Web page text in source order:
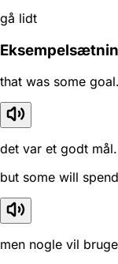
gå lidt
that was some goal.
det var et godt mål.
but some will
men nogle vil